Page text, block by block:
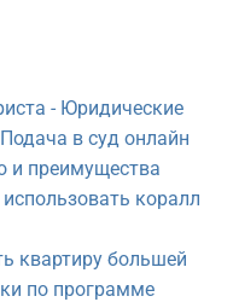
- Юридические
Подача в суд онлайн
и преимущества
коралл
квартиру большей
по программе